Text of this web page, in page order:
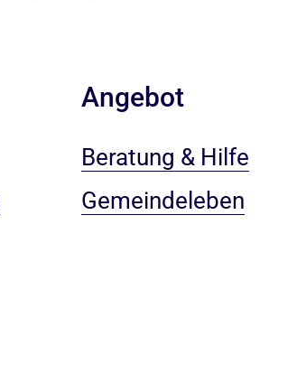
Angebot
Beratung & Hilfe
Gemeindeleben